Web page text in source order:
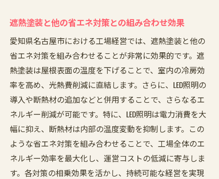
遮熱塗装で実現するエコで快適な工場
愛知県での導入企業が語る節電効果の実際
施工後の冷房費用削減効果を確かめる方法
名古屋市で選ばれる工場屋根遮熱塗装の理由
名古屋市での遮熱塗装の人気の秘密
工場経営者が選ぶ遮熱塗装のポイント
地域特有の気候に適した遮熱塗装の選び方
名古屋市での施工実績とその効果
地元企業の声：選んで良かった遮熱塗装
遮熱塗装で地域密着の信頼を築く方法
遮熱塗装と他の省エネ対策との組み合わせ効果
愛知県名古屋市における工場経営では、遮熱塗装と他の
省エネ対策を組み合わせることが非常に効果的です。遮
熱塗装は屋根表面の温度を下げることで、室内の冷房効
率を高め、光熱費削減に直結します。さらに、LED照明の
導入や断熱材の追加などと併用することで、さらなるエ
ネルギー削減が可能です。特に、LED照明は電力消費を大
幅に抑え、断熱材は内部の温度変動を抑制します。この
ような省エネ対策を組み合わせることで、工場全体のエ
ネルギー効率を最大化し、運営コストの低減に寄与しま
す。各対策の相乗効果を活かし、持続可能な経営を実現